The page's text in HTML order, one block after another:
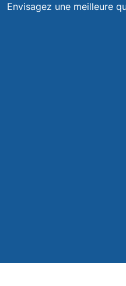
Envisagez une meilleure